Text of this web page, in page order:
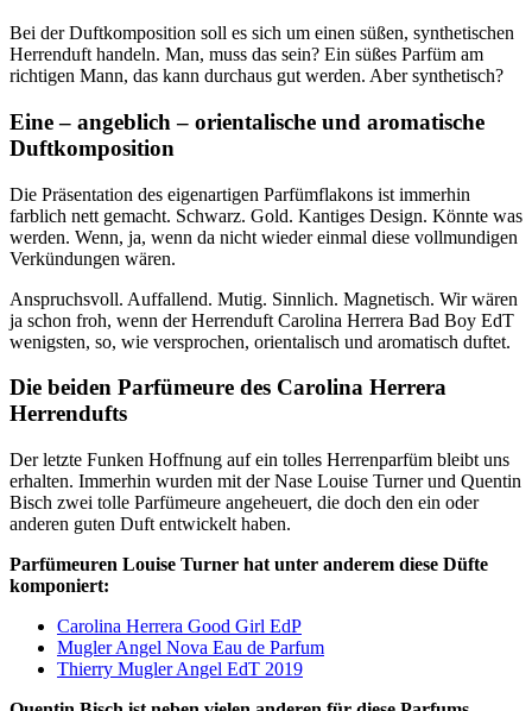
Bei der Duftkomposition soll es sich um einen süßen, synthetischen
Herrenduft handeln. Man, muss das sein? Ein süßes Parfüm am
richtigen Mann, das kann durchaus gut werden. Aber synthetisch?
Eine – angeblich – orientalische und aromatische
Duftkomposition
Die Präsentation des eigenartigen Parfümflakons ist immerhin
farblich nett gemacht. Schwarz. Gold. Kantiges Design. Könnte was
werden. Wenn, ja, wenn da nicht wieder einmal diese vollmundigen
Verkündungen wären.
Anspruchsvoll. Auffallend. Mutig. Sinnlich. Magnetisch. Wir wären
ja schon froh, wenn der Herrenduft Carolina Herrera Bad Boy EdT
wenigsten, so, wie versprochen, orientalisch und aromatisch duftet.
Die beiden Parfümeure des Carolina Herrera
Herrendufts
Der letzte Funken Hoffnung auf ein tolles Herrenparfüm bleibt uns
erhalten. Immerhin wurden mit der Nase Louise Turner und Quentin
Bisch zwei tolle Parfümeure angeheuert, die doch den ein oder
anderen guten Duft entwickelt haben.
Parfümeuren Louise Turner hat unter anderem diese Düfte
komponiert:
Carolina Herrera Good Girl EdP
Mugler Angel Nova Eau de Parfum
Thierry Mugler Angel EdT 2019